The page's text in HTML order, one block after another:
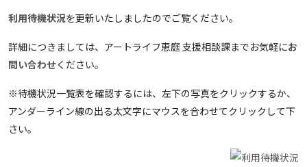
利用待機状況を更新いたしましたのでご覧ください。
詳細につきましては、アートライフ恵庭 支援相談課までお気軽にお
問い合わせください。
※待機状況一覧表を確認するには、左下の写真をクリックするか、
アンダーライン線の出る太文字にマウスを合わせてクリックして下
さい。